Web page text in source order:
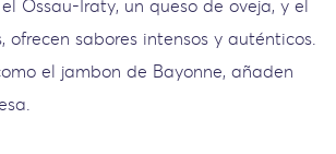
Ossau-Iraty, un queso de oveja, y el
ofrecen sabores intensos y auténticos.
el jambon de Bayonne, añaden